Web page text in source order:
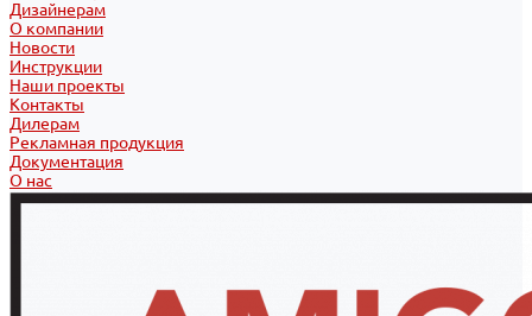
Дизайнерам
О компании
Новости
Инструкции
Наши проекты
Контакты
Дилерам
Рекламная продукция
Документация
О нас